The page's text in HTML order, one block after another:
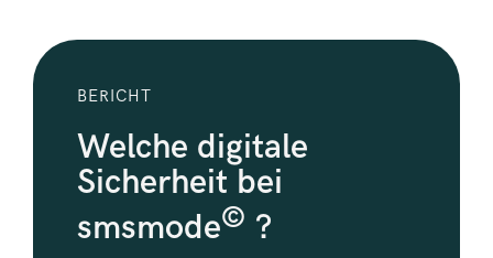
BERICHT
Welche digitale
Sicherheit bei
smsmode© ?